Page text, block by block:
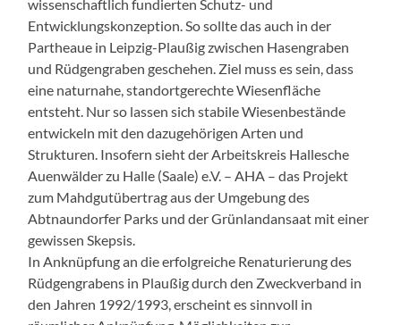
wissenschaftlich fundierten Schutz- und
Entwicklungskonzeption. So sollte das auch in der
Partheaue in Leipzig-Plaußig zwischen Hasengraben
und Rüdgengraben geschehen. Ziel muss es sein, dass
eine naturnahe, standortgerechte Wiesenfläche
entsteht. Nur so lassen sich stabile Wiesenbestände
entwickeln mit den dazugehörigen Arten und
Strukturen. Insofern sieht der Arbeitskreis Hallesche
Auenwälder zu Halle (Saale) e.V. – AHA – das Projekt
zum Mahdgutübertrag aus der Umgebung des
Abtnaundorfer Parks und der Grünlandansaat mit einer
gewissen Skepsis.
In Anknüpfung an die erfolgreiche Renaturierung des
Rüdgengrabens in Plaußig durch den Zweckverband in
den Jahren 1992/1993, erscheint es sinnvoll in